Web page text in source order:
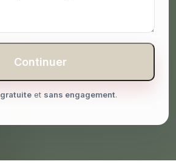
Continuer
gratuite et sans engagement.